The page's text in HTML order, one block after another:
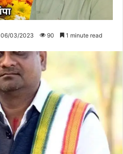
06/03/2023 90 1 minute read